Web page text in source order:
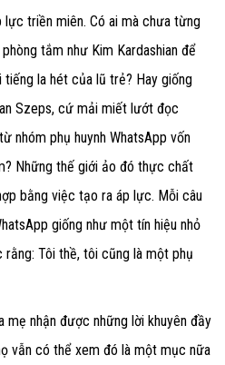
triền miên. Có ai mà chưa từng
tắm như Kim Kardashian để
la hét của lũ trẻ? Hay giống
Szeps, cứ mải miết lướt đọc
nhóm phụ huynh WhatsApp vốn
Những thế giới ảo đó thực chất
bằng việc tạo ra áp lực. Mỗi câu
giống như một tín hiệu nhỏ
rằng: Tôi thề, tôi cũng là một phụ
mẹ nhận được những lời khuyên đầy
vẫn có thể xem đó là một mục nữa